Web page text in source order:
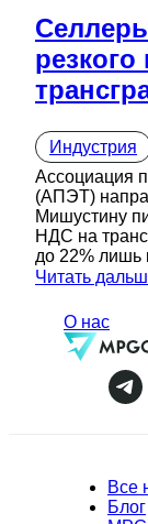
Индустрия
Ассоциация
(АПЭТ)
Мишустину
НДС на
до 22% лишь
Читать
О нас
Все
Блог